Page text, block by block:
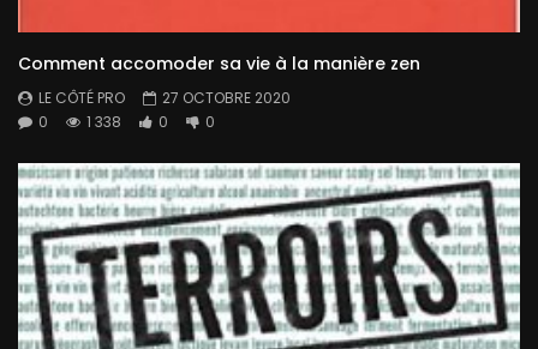
Comment accomoder sa vie à la manière zen
LE CÔTÉ PRO
27 OCTOBRE 2020
0
1 338 0 0